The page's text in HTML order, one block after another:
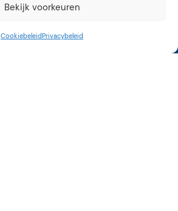
Bekijk voorkeuren
CookiebeleidPrivacybeleid